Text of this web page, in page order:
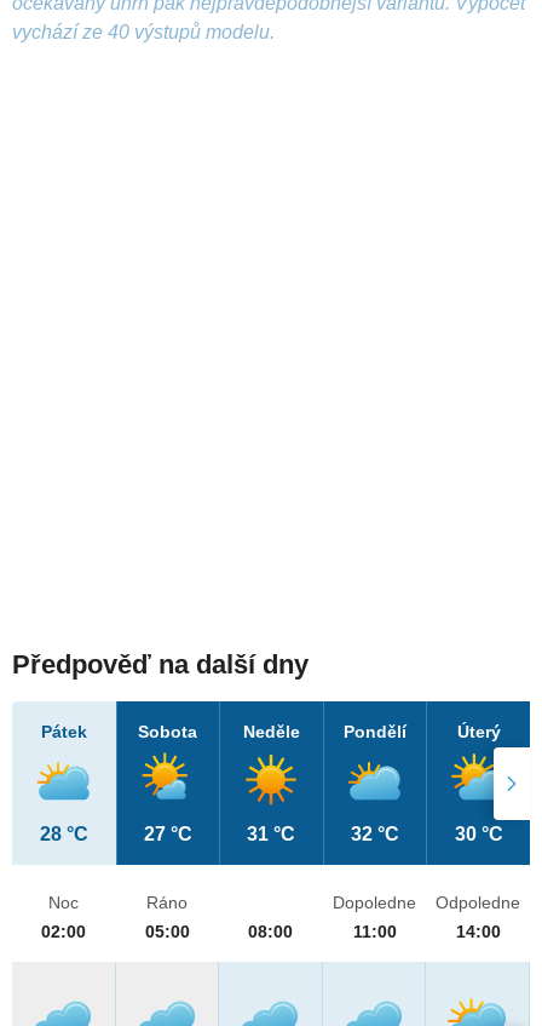
vychází ze 40 výstupů modelu.
Předpověď na další dny
Pátek
28 °C
Sobota
27 °C
Neděle
31 °C
Pondělí
32 °C
Úterý
30 °C
Noc
02:00
Ráno
05:00
08:00
Dopoledne
11:00
Odpoledne
14:00